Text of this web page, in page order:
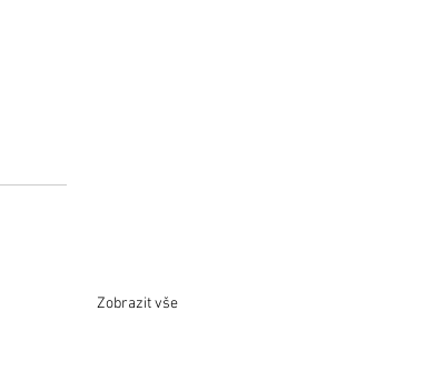
Zobrazit vše